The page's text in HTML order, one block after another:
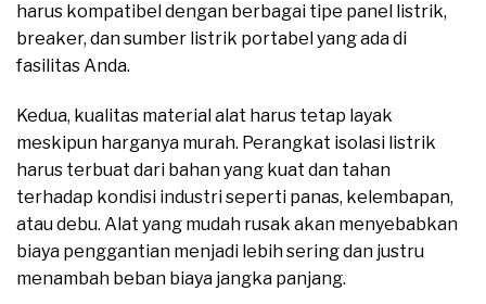
harus kompatibel dengan berbagai tipe panel listrik,
breaker, dan sumber listrik portabel yang ada di
fasilitas Anda.
Kedua, kualitas material alat harus tetap layak
meskipun harganya murah. Perangkat isolasi listrik
harus terbuat dari bahan yang kuat dan tahan
terhadap kondisi industri seperti panas, kelembapan,
atau debu. Alat yang mudah rusak akan menyebabkan
biaya penggantian menjadi lebih sering dan justru
menambah beban biaya jangka panjang.